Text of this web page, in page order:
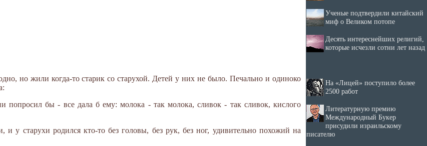
но жили когда-то старик со старухой. Детей у них не было. Печально и одиноко
попросил бы - все дала б ему: молока - так молока, сливок - так сливок, кислого
и у старухи родился кто-то без головы, без рук, без ног, удивительно похожий на
Ученые подтвердили китайский
миф о Великом потопе
Десять интереснейших религий,
которые исчезли сотни лет назад
На «Лицей» поступило более
2500 работ
Литературную премию
Международный Букер
присудили израильскому
писателю